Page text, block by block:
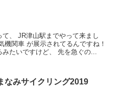
、 JR津山駅までやって来まし
機関車 が展示されてるんですね！
たいですけど、 先を急ぐの...
なみサイクリング2019